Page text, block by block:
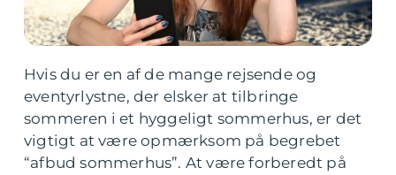
Hvis du er en af de mange rejsende og
eventyrlystne, der elsker at tilbringe
sommeren i et hyggeligt sommerhus, er det
vigtigt at være opmærksom på begrebet
“afbud sommerhus”. At være forberedt på